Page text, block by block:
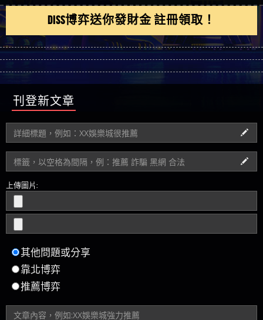
刊登新文章
上傳圖片:
其他問題或分享
靠北博弈
推薦博弈